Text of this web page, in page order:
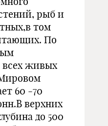
рыб и
том
По
всех живых
60 -70
верхних
до 500